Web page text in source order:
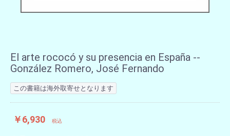
El arte rococó y su presencia en España --
González Romero, José Fernando
この書籍は海外取寄せとなります
￥6,930 税込